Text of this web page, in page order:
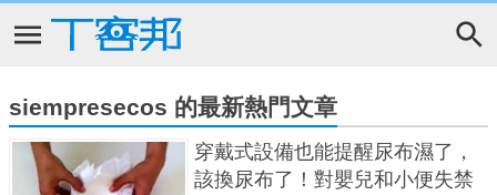
siempresecos 的最新熱門文章
穿戴式設備也能提醒尿布濕了，
該換尿布了！對嬰兒和小便失禁